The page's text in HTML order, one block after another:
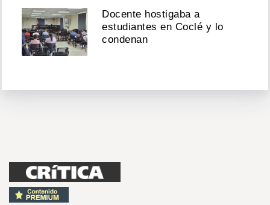
Docente hostigaba a
estudiantes en Coclé y lo
condenan